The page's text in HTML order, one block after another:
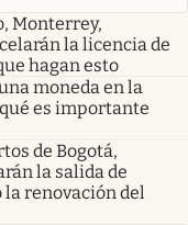
Monterrey,
la licencia de
hagan esto
moneda en la
es importante
de Bogotá,
la salida de
renovación del